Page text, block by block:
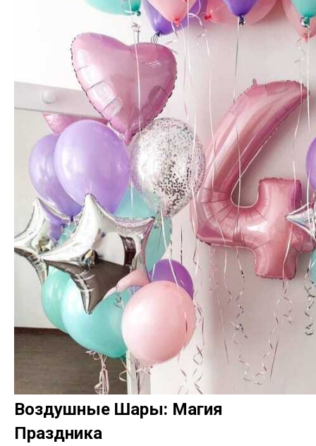
Воздушные Шары: Магия
Праздника